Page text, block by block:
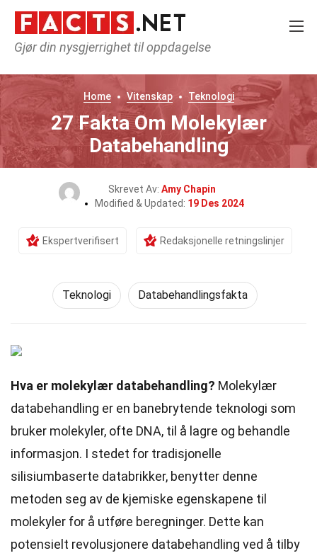
Gjør din nysgjerrighet til oppdagelse
Home Vitenskap Teknologi
27 Fakta Om Molekylær
Databehandling
Skrevet Av: Amy Chapin
Modified & Updated: 19 Des 2024
Ekspertverifisert Redaksjonelle retningslinjer
Teknologi Databehandlingsfakta
Hva er molekylær databehandling? Molekylær
databehandling er en banebrytende teknologi som
bruker molekyler, ofte DNA, til å lagre og behandle
informasjon. I stedet for tradisjonelle
silisiumbaserte databrikker, benytter denne
metoden seg av de kjemiske egenskapene til
molekyler for å utføre beregninger. Dette kan
potensielt revolusjonere databehandling ved å tilby